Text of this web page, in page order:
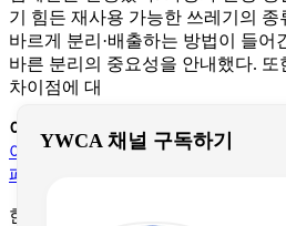
기 힘든 재사용 가능한 쓰레기의
바르게 분리·배출하는 방법이 들어
바른 분리의 중요성을 안내했다. 또
차이점에 대
이전 글 추석 명절맞이 바자회 &
여성시민정책 토론회
목록
페이스북
한국YWCA와 함께 세상을 바꿔주세
YWCA 채널 구독하기